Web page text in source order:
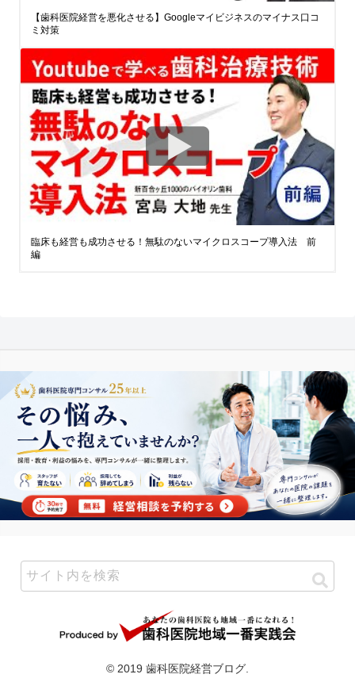
【歯科医院経営を悪化させる】Googleマイビジネスのマイナス口コ
ミ対策
臨床も経営も成功させる！無駄のないマイクロスコープ導入法 前
編
© 2019 歯科医院経営ブログ.